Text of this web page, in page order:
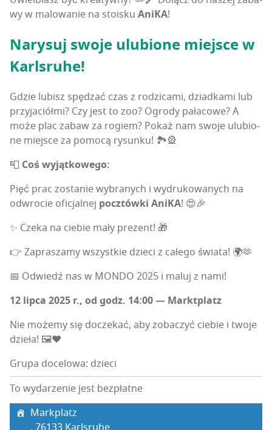
wy w malo­wa­nie na sto­isku Ani­KA!
Nary­suj swo­je ulu­bio­ne miej­sce w
Karlsruhe!
Gdzie lubisz spę­dzać czas z rodzi­ca­mi, dziad­ka­mi lub
przy­ja­ciół­mi? Czy jest to zoo? Ogro­dy pała­co­we? A
może plac zabaw za rogiem? Pokaż nam swo­je ulu­bio­
ne miej­sce za pomo­cą rysun­ku! 🏞️🎡
📮 Coś wyjąt­ko­we­go:
Pięć prac zosta­nie wybra­nych i wydru­ko­wa­nych na
odwro­cie ofi­cjal­nej pocz­tów­ki Ani­KA! 😍🎉
✨ Cze­ka na cie­bie mały prezent! 🎁
👉 Zapra­sza­my wszyst­kie dzie­ci z całe­go świata! 🌍🫶
📅 Odwiedź nas w MONDO 2025 i maluj z nami!
12 lip­ca 2025 r., od godz. 14:00 — Marktplatz
Nie może­my się docze­kać, aby zoba­czyć cie­bie i two­je
dzie­ła! 🖼️❤️
Grupa docelowa: dzieci
To wydarzenie jest bezpłatne
Mark­platz